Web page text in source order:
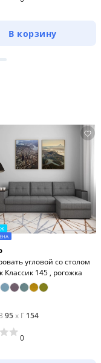
В корзину
угловой со столом
Классик 145 , рогожка
95x Г 154
0